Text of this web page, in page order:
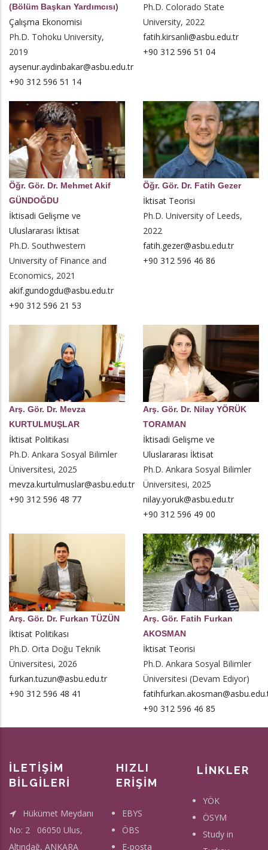
(Bölüm Başkan Yardımcısı)
Çalışma Ekonomisi
Ph.D. Tohoku University,
2019
aysenur.aydinbakar@asbu.edu.tr
+90 312 596 51 14
Ph.D. Colorado State
University, 2022
fatih.kirsanli@asbu.edu.tr
+90 312 596 51 04
Öğr. Gör. Dr. Mehmet Akif
GÜNDOĞDU
İktisadi Gelişme ve
Uluslararası İktisat
Ph.D. Southwestern
University of Finance and
Economics, 2021
akif.gundogdu@asbu.edu.tr
+90 312 596 21 53
Öğr. Gör. Dr. Fatih Gezer
İktisat Teorisi
Ph.D. University of Leeds,
2022
fatih.gezer@asbu.edu.tr
+90 312 596 46 86
Arş. Gör. Dr. Mevza
KURTULMUŞLAR
İktisat Politikası
Ph.D. Ankara Sosyal Bilimler
Üniversitesi, 2025
mevza.kurtulmuslar@asbu.edu.tr
+90 312 596 48 77
Arş. Gör. Dr. Nilay YÖRÜK
TORAMAN
İktisadi Gelişme ve
Uluslararası İktisat
Ph.D. Ankara Sosyal Bilimler
Üniversitesi, 2025
nilay.yoruk@asbu.edu.tr
+90 312 596 49 00
Arş. Gör. Dr. Furkan TÜZÜN
İktisat Politikası
Ph.D. Orta Doğu Teknik
Üniversitesi, 2026
furkan.tuzun@asbu.edu.tr
+90 312 596 48 41
Arş. Gör. Fatih Furkan
AKOSMAN
İktisat Teorisi
Ph.D. Ankara Sosyal Bilimler
Üniversitesi (Devam Ediyor)
+90 312 596 46 85
İLETİŞİM
BİLGİLERİ
Hükümet Meydanı
No: 2 06050 Ulus,
Altındağ, ANKARA
HIZLI
ERİŞİM
EBYS
ÖBS
E-posta
LİNKLER
YÖK
ÖSYM
Study in